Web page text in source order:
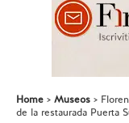
Home Museos
de la restaurada Puerta